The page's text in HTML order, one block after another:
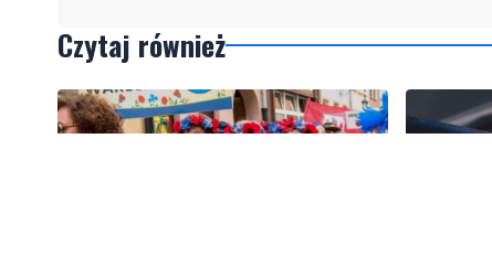
Czytaj również